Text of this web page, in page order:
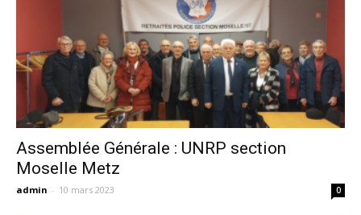
Assemblée Générale : UNRP section
Moselle Metz
admin - 10 mars 2023 0